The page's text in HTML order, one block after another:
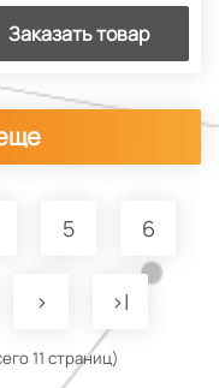
Заказать товар
5 6
> >|
11 страниц)